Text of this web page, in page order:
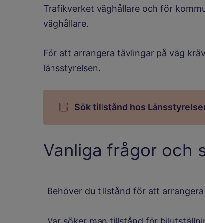
Trafikverket väghållare och för
väghållare.
För att arrangera tävlingar på väg
länsstyrelsen.
Sök tillstånd hos
Vanliga frågor och
Behöver du tillstånd för att
Var söker man tillstånd för